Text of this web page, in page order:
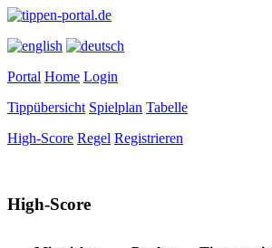
Portal Home Login
Tippübersicht Spielplan Tabelle
High-Score Regel Registrieren
High-Score